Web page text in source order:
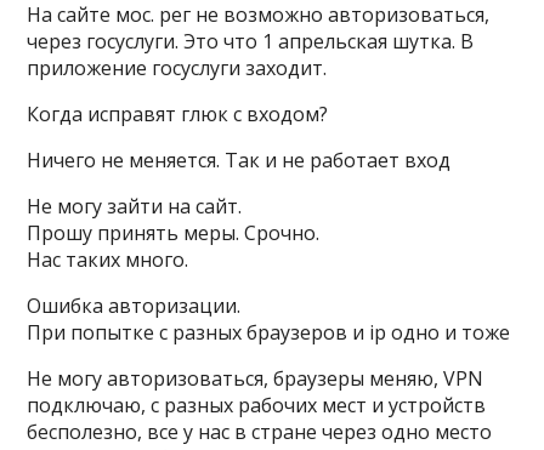
На сайте мос. рег не возможно авторизоваться,
через госуслуги. Это что 1 апрельская шутка. В
приложение госуслуги заходит.
Когда исправят глюк с входом?
Ничего не меняется. Так и не работает вход
Не могу зайти на сайт.
Прошу принять меры. Срочно.
Нас таких много.
Ошибка авторизации.
При попытке с разных браузеров и ip одно и тоже
Не могу авторизоваться, браузеры меняю, VPN
подключаю, с разных рабочих мест и устройств
бесполезно, все у нас в стране через одно место